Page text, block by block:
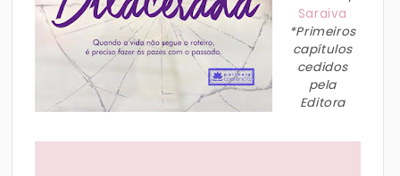
Saraiva
*Primeiros
capítulos
cedidos
pela
Editora